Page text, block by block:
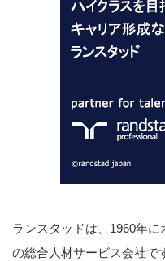
ランスタッドは、1960年
の総合人材サービス会社で